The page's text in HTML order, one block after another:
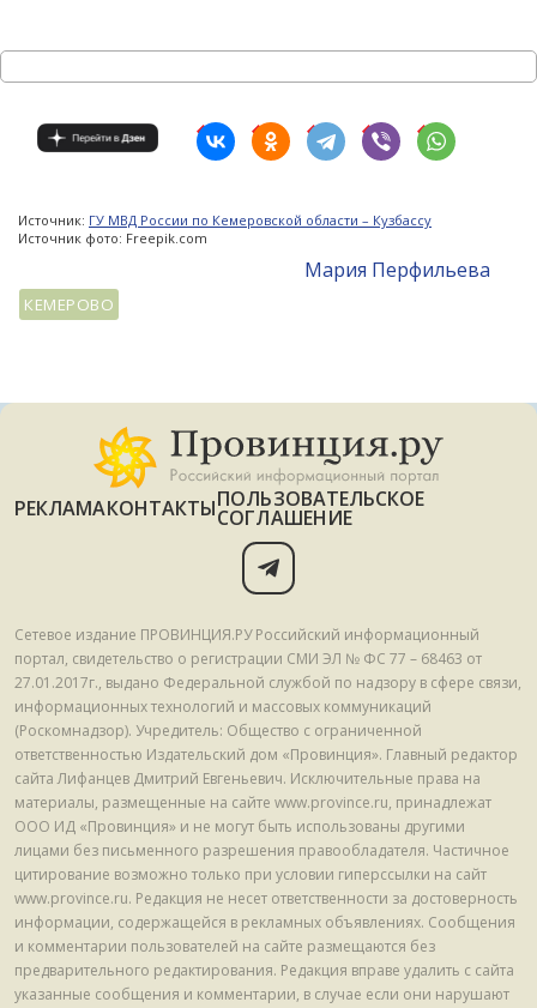
Источник: ГУ МВД России по Кемеровской области – Кузбассу
Источник фото: Freepik.com
Мария Перфильева
КЕМЕРОВО
РЕКЛАМАКОНТАКТЫПОЛЬЗОВАТЕЛЬСКОЕ
СОГЛАШЕНИЕ
Сетевое издание ПРОВИНЦИЯ.РУ Российский информационный
портал, свидетельство о регистрации СМИ ЭЛ № ФС 77 – 68463 от
27.01.2017г., выдано Федеральной службой по надзору в сфере связи,
информационных технологий и массовых коммуникаций
(Роскомнадзор). Учредитель: Общество с ограниченной
ответственностью Издательский дом «Провинция». Главный редактор
сайта Лифанцев Дмитрий Евгеньевич. Исключительные права на
материалы, размещенные на сайте www.province.ru, принадлежат
ООО ИД «Провинция» и не могут быть использованы другими
лицами без письменного разрешения правообладателя. Частичное
цитирование возможно только при условии гиперссылки на сайт
www.province.ru. Редакция не несет ответственности за достоверность
информации, содержащейся в рекламных объявлениях. Сообщения
и комментарии пользователей на сайте размещаются без
предварительного редактирования. Редакция вправе удалить с сайта
указанные сообщения и комментарии, в случае если они нарушают